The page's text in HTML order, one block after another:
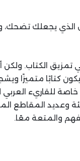
يجعلك تضحك،
الكتاب. ولكن
كتابًا متميزًا
خاصة للقاريء
وعديد المقاطع
والمتعة معًا.